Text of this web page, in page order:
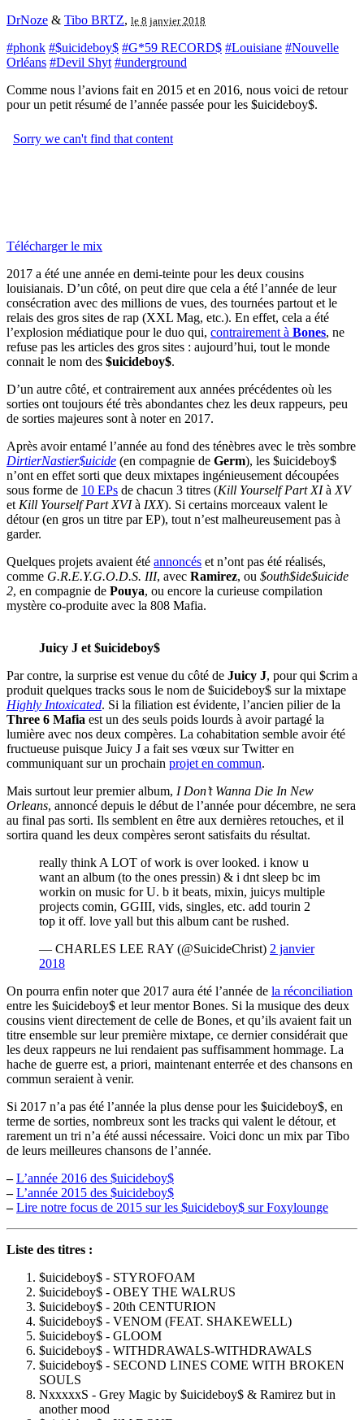
DrNoze & Tibo BRTZ, le 8 janvier 2018
#phonk #$uicideboy$ #G*59 RECORD$ #Louisiane #Nouvelle
Orléans #Devil Shyt #underground
Comme nous l’avions fait en 2015 et en 2016, nous voici de retour
pour un petit résumé de l’année passée pour les $uicideboy$.
Télécharger le mix
2017 a été une année en demi-teinte pour les deux cousins
louisianais. D’un côté, on peut dire que cela a été l’année de leur
consécration avec des millions de vues, des tournées partout et le
relais des gros sites de rap (XXL Mag, etc.). En effet, cela a été
l’explosion médiatique pour le duo qui, contrairement à Bones, ne
refuse pas les articles des gros sites : aujourd’hui, tout le monde
connait le nom des $uicideboy$.
D’un autre côté, et contrairement aux années précédentes où les
sorties ont toujours été très abondantes chez les deux rappeurs, peu
de sorties majeures sont à noter en 2017.
Après avoir entamé l’année au fond des ténèbres avec le très sombre
DirtierNastier$uicide (en compagnie de Germ), les $uicideboy$
n’ont en effet sorti que deux mixtapes ingénieusement découpées
sous forme de 10 EPs de chacun 3 titres (Kill Yourself Part XIà XV
et Kill Yourself Part XVIà IXX). Si certains morceaux valent le
détour (en gros un titre par EP), tout n’est malheureusement pas à
garder.
Quelques projets avaient été annoncés et n’ont pas été réalisés,
comme G.R.E.Y.G.O.D.S. III, avec Ramirez, ou $outh$ide$uicide
2, en compagnie de Pouya, ou encore la curieuse compilation
mystère co-produite avec la 808 Mafia.
Juicy J et $uicideboy$
Par contre, la surprise est venue du côté de Juicy J, pour qui $crim a
produit quelques tracks sous le nom de $uicideboy$ sur la mixtape
Highly Intoxicated. Si la filiation est évidente, l’ancien pilier de la
Three 6 Mafia est un des seuls poids lourds à avoir partagé la
lumière avec nos deux compères. La cohabitation semble avoir été
fructueuse puisque Juicy J a fait ses vœux sur Twitter en
communiquant sur un prochain projet en commun.
Mais surtout leur premier album, I Don’t Wanna Die In New
Orleans, annoncé depuis le début de l’année pour décembre, ne sera
au final pas sorti. Ils semblent en être aux dernières retouches, et il
sortira quand les deux compères seront satisfaits du résultat.
really think A LOT of work is over looked. i know u
want an album (to the ones pressin) & i dnt sleep bc im
workin on music for U. b it beats, mixin, juicys multiple
projects comin, GGIII, vids, singles, etc. add tourin 2
top it off. love yall but this album cant be rushed.
— CHARLES LEE RAY (@SuicideChrist) 2 janvier
2018
On pourra enfin noter que 2017 aura été l’année de la réconciliation
entre les $uicideboy$ et leur mentor Bones. Si la musique des deux
cousins vient directement de celle de Bones, et qu’ils avaient fait un
titre ensemble sur leur première mixtape, ce dernier considérait que
les deux rappeurs ne lui rendaient pas suffisamment hommage. La
hache de guerre est, a priori, maintenant enterrée et des chansons en
commun seraient à venir.
Si 2017 n’a pas été l’année la plus dense pour les $uicideboy$, en
terme de sorties, nombreux sont les tracks qui valent le détour, et
rarement un tri n’a été aussi nécessaire. Voici donc un mix par Tibo
de leurs meilleures chansons de l’année.
– L’année 2016 des $uicideboy$
– L’année 2015 des $uicideboy$
– Lire notre focus de 2015 sur les $uicideboy$ sur Foxylounge
Liste des titres :
$uicideboy$ - STYROFOAM
$uicideboy$ - OBEY THE WALRUS
$uicideboy$ - 20th CENTURION
$uicideboy$ - VENOM (FEAT. SHAKEWELL)
$uicideboy$ - GLOOM
$uicideboy$ - WITHDRAWALS-WITHDRAWALS
$uicideboy$ - SECOND LINES COME WITH BROKEN
SOULS
NxxxxxS - Grey Magic by $uicideboy$ & Ramirez but in
another mood